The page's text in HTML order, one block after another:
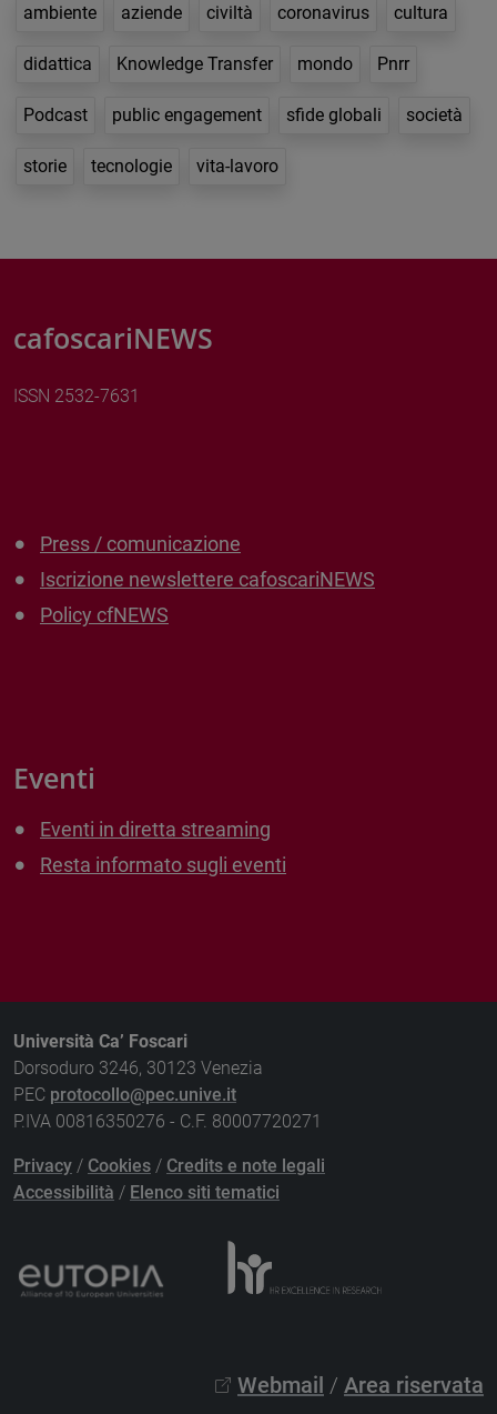
ambiente aziende civiltà coronavirus cultura
didattica Knowledge Transfer mondo Pnrr
Podcast public engagement sfide globali società
storie tecnologie vita-lavoro
cafoscariNEWS
ISSN 2532-7631
Press / comunicazione
Iscrizione newslettere cafoscariNEWS
Policy cfNEWS
Eventi
Eventi in diretta streaming
Resta informato sugli eventi
Università Ca’ Foscari
Dorsoduro 3246, 30123 Venezia
PEC protocollo@pec.unive.it
P.IVA 00816350276 - C.F. 80007720271
Privacy / Cookies / Credits e note legali
Accessibilità / Elenco siti tematici
Webmail / Area riservata